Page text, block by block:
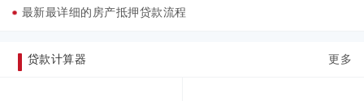
最新最详细的房产抵押贷款流程
贷款计算器 更多